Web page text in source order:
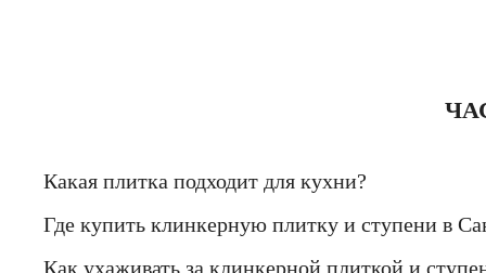
Какая плитка подходит для кухни?
Где купить клинкерную плитку и ступени в
Как ухаживать за клинкерной плиткой и